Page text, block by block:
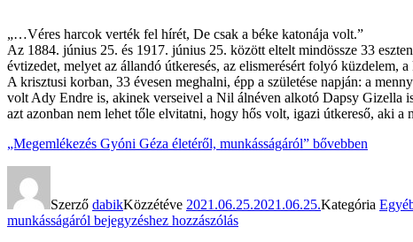
„…Véres harcok verték fel hírét, De csak a béke katonája volt.”
Az 1884. június 25. és 1917. június 25. között eltelt mindössze 33
évtizedet, melyet az állandó útkeresés, az elismerésért folyó küzdelem,
A krisztusi korban, 33 évesen meghalni, épp a születése napján: a
volt Ady Endre is, akinek verseivel a Nil álnéven alkotó Dapsy Gizella
azt azonban nem lehet tőle elvitatni, hogy hős volt, igazi útkereső, aki a
„Megemlékezés Gyóni Géza életéről, munkásságáról” bővebben
Szerző dabikKözzétéve 2021.06.25.2021.06.25.Kategória
munkásságáról bejegyzéshez hozzászólás